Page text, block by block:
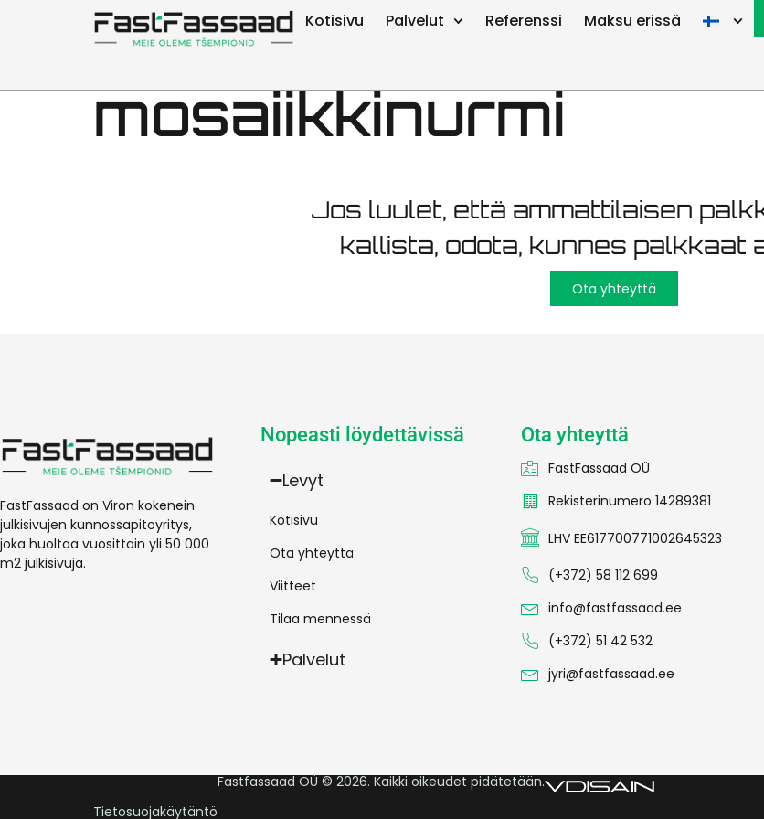
Kotisivu Palvelut Referenssi Maksu erissä
Öpiku liikerakennus
mosaiikkinurmi
Jos luulet, että ammattilaisen
kallista, odota, kunnes palkkaat
Ota yhteyttä
FastFassaad on Viron kokenein
julkisivujen kunnossapitoyritys,
joka huoltaa vuosittain yli 50 000
m2 julkisivuja.
Nopeasti löydettävissä
Levyt
Kotisivu
Ota yhteyttä
Viitteet
Tilaa mennessä
Palvelut
Ota yhteyttä
FastFassaad OÜ
Rekisterinumero 14289381
LHV EE617700771002645323
(+372) 58 112 699
info@fastfassaad.ee
(+372) 51 42 532
jyri@fastfassaad.ee
Tietosuojakäytäntö
Fastfassaad OÜ © 2026. Kaikki oikeudet pidätetään.